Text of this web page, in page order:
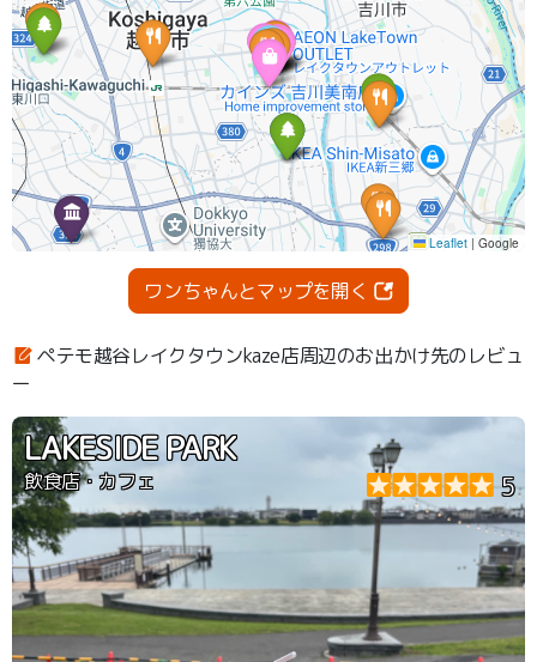
ワンちゃんとマップを開く
ペテモ越谷レイクタウンkaze店周辺のお出かけ先のレビュ
ー
LAKESIDE PARK
飲食店・カフェ 5